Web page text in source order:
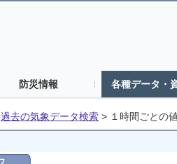
防災情報 各種データ・
過去の気象データ検索 > １時間ごとの